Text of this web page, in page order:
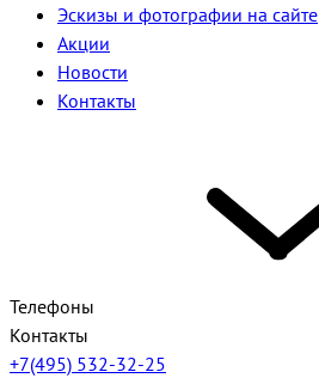
Эскизы и фотографии на сайте
Акции
Новости
Контакты
Телефоны
Контакты
+7(495) 532-32-25